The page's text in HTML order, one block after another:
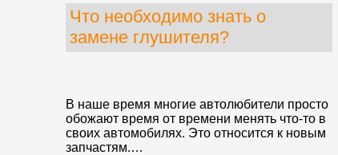
Что необходимо знать о
замене глушителя?
В наше время многие автолюбители просто
обожают время от времени менять что-то в
своих автомобилях. Это относится к новым
запчастям.…